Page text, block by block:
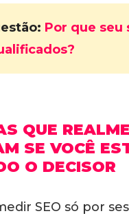
Por que seu
QUE
SE VOCÊ
O DECISOR
SEO só por